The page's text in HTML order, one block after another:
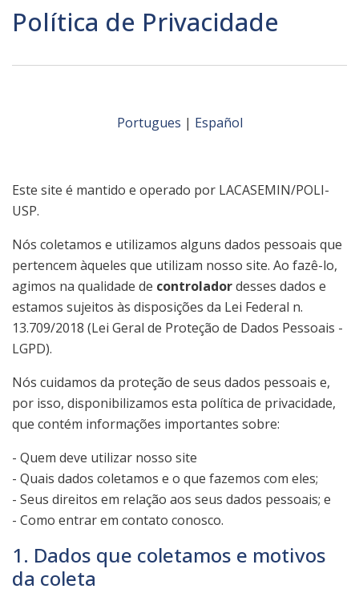
Política de Privacidade
Portugues | Español
Este site é mantido e operado por LACASEMIN/POLI-
USP.
Nós coletamos e utilizamos alguns dados pessoais que
pertencem àqueles que utilizam nosso site. Ao fazê-lo,
agimos na qualidade de controladordesses dados e
estamos sujeitos às disposições da Lei Federal n.
13.709/2018 (Lei Geral de Proteção de Dados Pessoais -
LGPD).
Nós cuidamos da proteção de seus dados pessoais e,
por isso, disponibilizamos esta política de privacidade,
que contém informações importantes sobre:
- Quem deve utilizar nosso site
- Quais dados coletamos e o que fazemos com eles;
- Seus direitos em relação aos seus dados pessoais; e
- Como entrar em contato conosco.
1. Dados que coletamos e motivos
da coleta